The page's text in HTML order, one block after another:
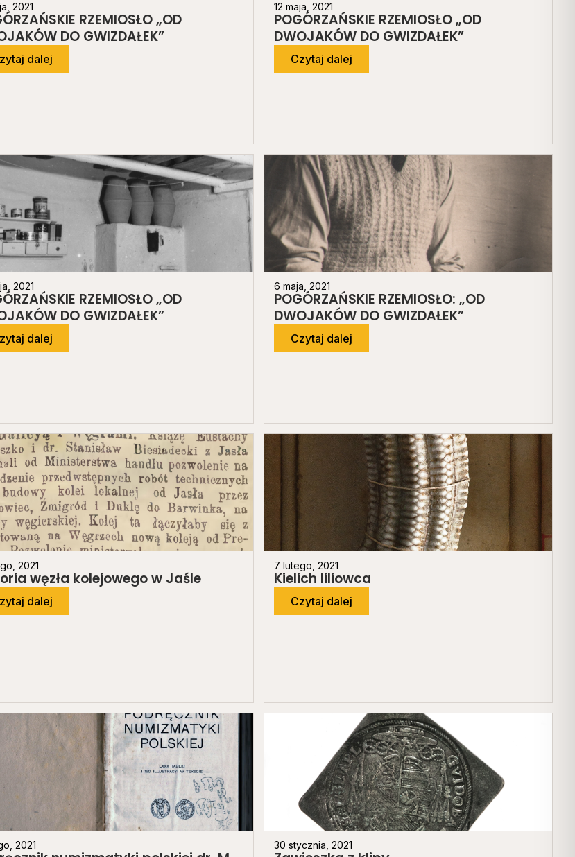
2021
RZEMIOSŁO „OD
DO GWIZDAŁEK”
dalej
12 maja, 2021
POGÓRZAŃSKIE RZEMIOSŁO „OD
DWOJAKÓW DO GWIZDAŁEK”
Czytaj dalej
2021
RZEMIOSŁO „OD
DO GWIZDAŁEK”
dalej
6 maja, 2021
POGÓRZAŃSKIE RZEMIOSŁO: „OD
DWOJAKÓW DO GWIZDAŁEK”
Czytaj dalej
2021
węzła kolejowego w Jaśle
dalej
7 lutego, 2021
Kielich liliowca
Czytaj dalej
2021 30 stycznia, 2021